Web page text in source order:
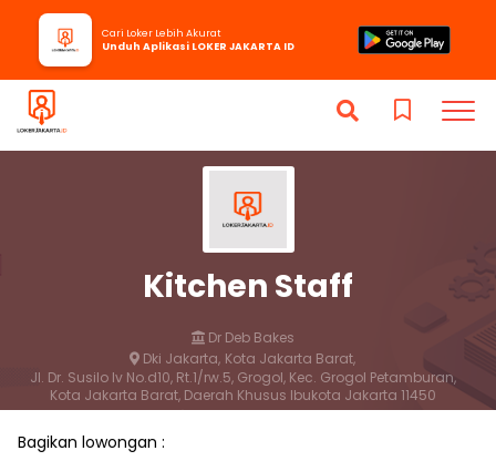
Kitchen Staff
Dr Deb Bakes
Dki Jakarta, Kota Jakarta Barat,
Jl. Dr. Susilo Iv No.d10, Rt.1/rw.5, Grogol, Kec. Grogol Petamburan,
Kota Jakarta Barat, Daerah Khusus Ibukota Jakarta 11450
1 bulan yang lalu
Cari Loker Lebih Akurat
Unduh Aplikasi LOKER JAKARTA ID
Bagikan lowongan :